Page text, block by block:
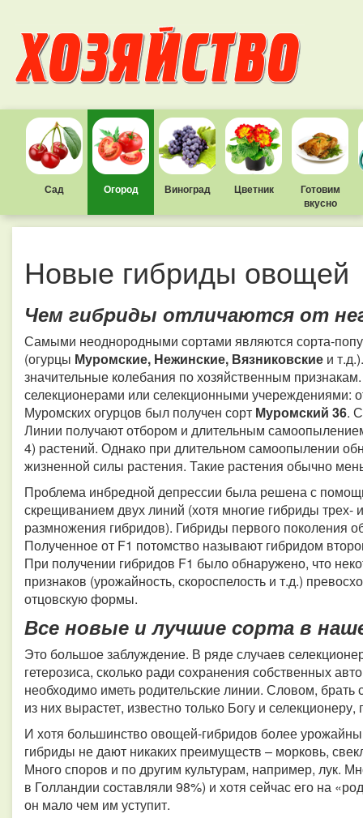
Сад Огород Виноград Цветник
Готовим
вкусно
Новые гибриды овощей
Чем гибpиды отличаются от
Самыми неоднородными сортами являются сорта-
(огурцы Муромские, Hежинские, Вязниковские и
значительные колебания по хозяйственным
селекционерами или селекционными учереждениями:
Муромских огурцов был получен сорт Муромский 36.
Линии получают отбором и длительным
4) растений. Однако при длительном самоопылении
жизненной силы растения. Такие растения обычно
Проблема инбредной депрессии была решена с
скрещиванием двух линий (хотя многие гибриды
размножения гибридов). Гибриды первого поколения
Полученное от F1 потомство называют гибридом
При получении гибридов F1 было обнаружено, что
признаков (урожайность, скороспелость и т.д.)
отцовскую формы.
Все новые и лучшие сорта в
Это большое заблуждение. В ряде случаев
гетерозиса, сколько ради сохранения собственных
необходимо иметь родительские линии. Словом,
из них вырастет, известно только Богу и
И хотя большинство овощей-гибридов более урожайны
гибриды не дают никаких преимуществ – морковь,
Много споров и по другим культурам, например, лук.
в Голландии составляли 98%) и хотя сейчас его на
он мало чем им уступит.